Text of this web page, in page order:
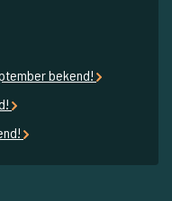
bekend!